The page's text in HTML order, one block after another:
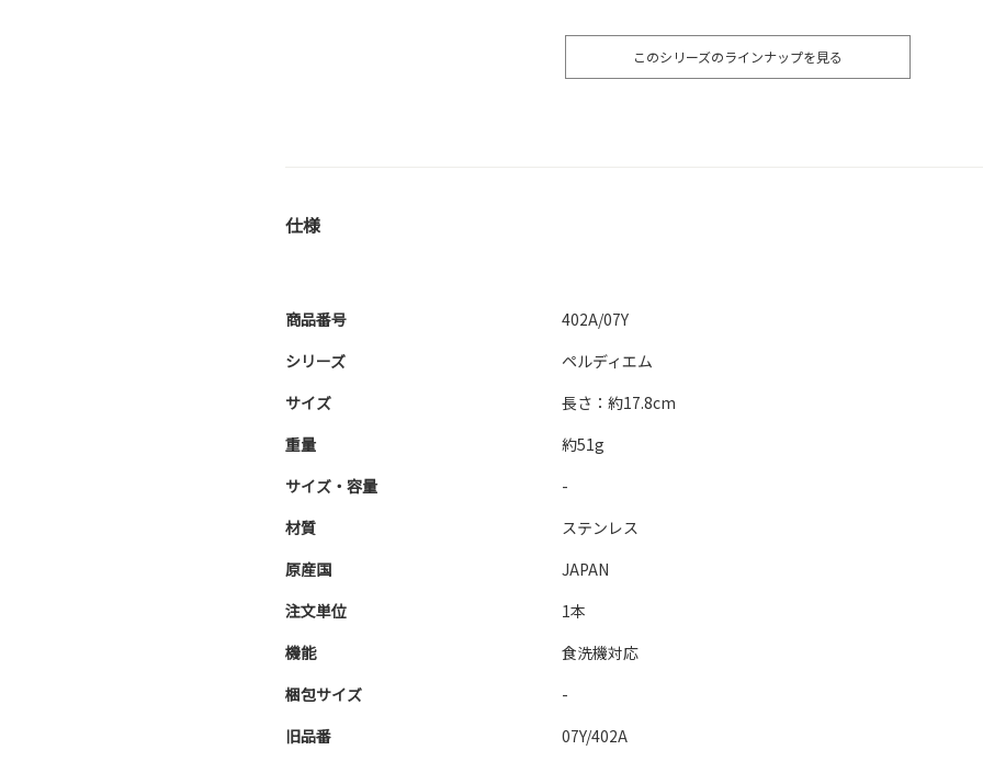
このシリーズのラインナップを見る
仕様
商品番号
402A/07Y
シリーズ
ペルディエム
サイズ
長さ：約17.8cm
重量
約51g
サイズ・容量
-
材質
ステンレス
原産国
JAPAN
注文単位
1本
機能
食洗機対応
梱包サイズ
-
旧品番
07Y/402A